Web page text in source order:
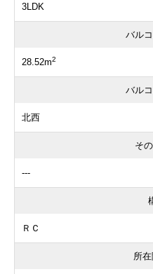
3LDK
バル
28.52m2
バル
北西
そ
---
ＲＣ
所